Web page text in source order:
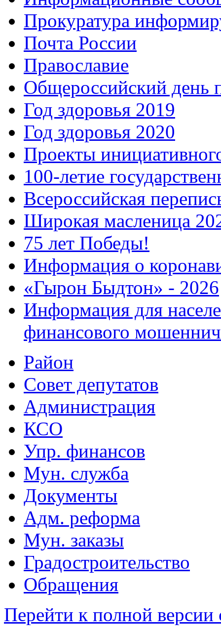
Прокуратура
Почта России
Православие
Общероссийский день
Год здоровья 2019
Год здоровья 2020
Проекты
100-летие
Всероссийская
Широкая масленица
75 лет Победы!
Информация о
«Гырон Быдтон» - 2026
Информация для
финансового
Район
Совет депутатов
Администрация
КСО
Упр. финансов
Мун. служба
Документы
Адм. реформа
Мун. заказы
Градостроительство
Обращения
Перейти к полной версии